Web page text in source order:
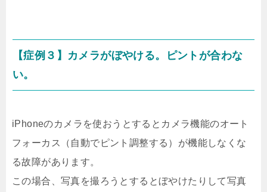
【症例３】カメラがぼやける。ピントが合わな
い。
iPhoneのカメラを使おうとするとカメラ機能のオート
フォーカス（自動でピント調整する）が機能しなくな
る故障があります。
この場合、写真を撮ろうとするとぼやけたりして写真